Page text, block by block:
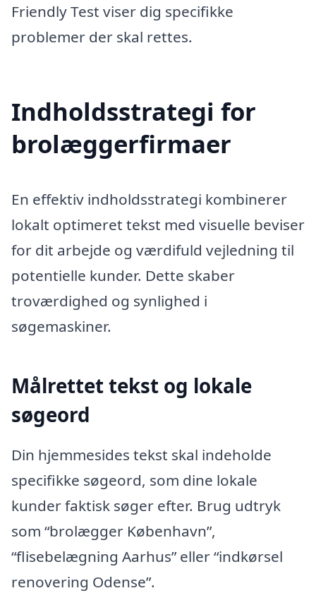
Friendly Test viser dig specifikke
problemer der skal rettes.
Indholdsstrategi for
brolæggerfirmaer
En effektiv indholdsstrategi kombinerer
lokalt optimeret tekst med visuelle beviser
for dit arbejde og værdifuld vejledning til
potentielle kunder. Dette skaber
troværdighed og synlighed i
søgemaskiner.
Målrettet tekst og lokale
søgeord
Din hjemmesides tekst skal indeholde
specifikke søgeord, som dine lokale
kunder faktisk søger efter. Brug udtryk
som “brolægger København”,
“flisebelægning Aarhus” eller “indkørsel
renovering Odense”.